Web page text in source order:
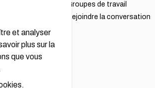
Groupes de travail
Rejoindre la conversation
et analyser
plus sur la
que vous